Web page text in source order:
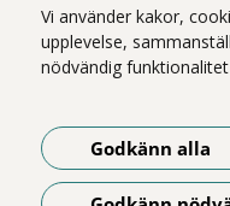
Vi använder kakor,
upplevelse,
nödvändig
Godkänn alla
Vi ingår i Stockholms läns
sjukvård i Region Stockholms